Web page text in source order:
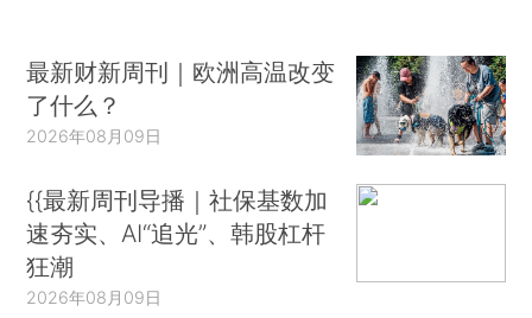
最新财新周刊｜欧洲高温改变
了什么？
2026年08月09日
{{最新周刊导播｜社保基数加
速夯实、AI“追光”、韩股杠杆
狂潮
2026年08月09日